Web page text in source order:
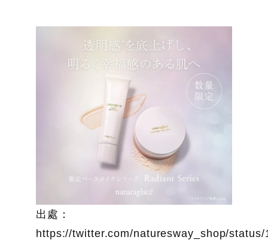
出處：
https://twitter.com/naturesway_shop/